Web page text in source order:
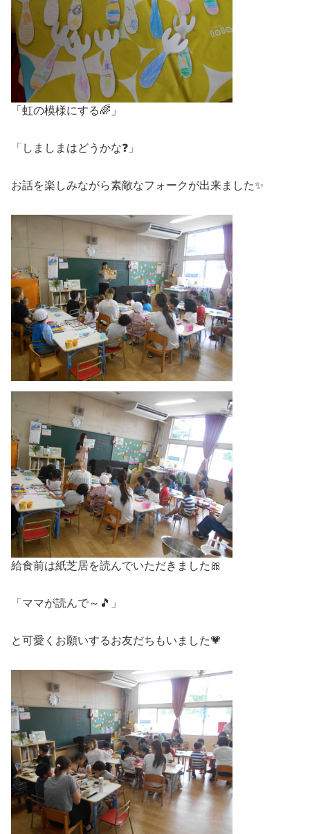
「虹の模様にする🌈」
「しましまはどうかな❓」
お話を楽しみながら素敵なフォークが出来ました✨
給食前は紙芝居を読んでいただきました🎀
「ママが読んで～🎵」
と可愛くお願いするお友だちもいました💗